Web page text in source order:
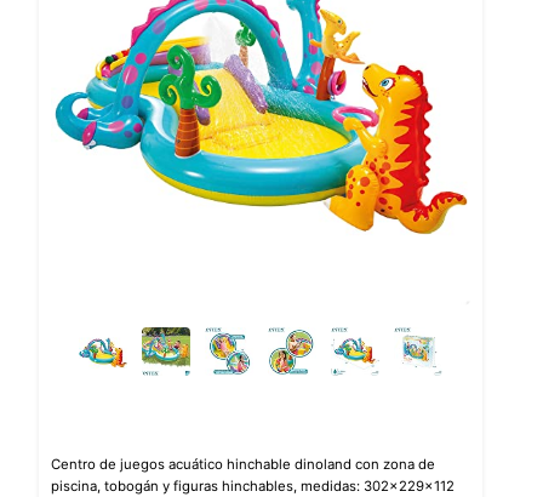
Centro de juegos acuático hinchable dinoland con zona de
piscina, tobogán y figuras hinchables, medidas: 302x229x112